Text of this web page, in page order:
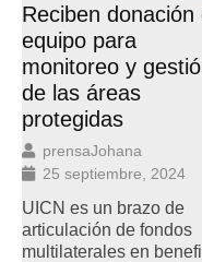
Reciben donación
equipo para
monitoreo y
de las áreas
protegidas
prensaJohana
25 septiembre, 2024
UICN es un brazo de
articulación de fondos
multilaterales en